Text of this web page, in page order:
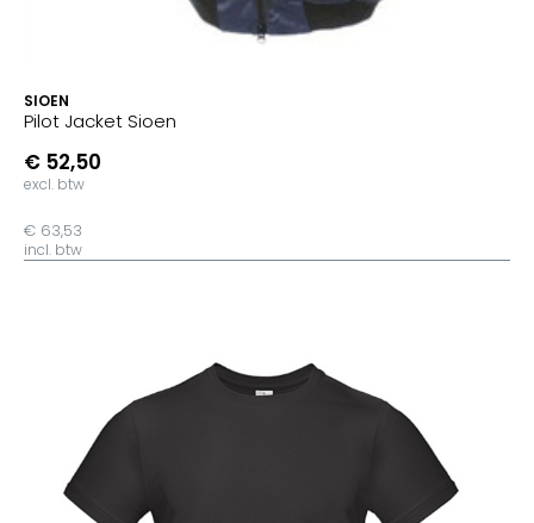
SIOEN
Pilot Jacket Sioen
€ 52,50
excl. btw
€ 63,53
incl. btw